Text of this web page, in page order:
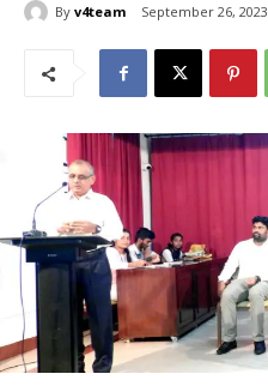
By v4team September 26, 2023